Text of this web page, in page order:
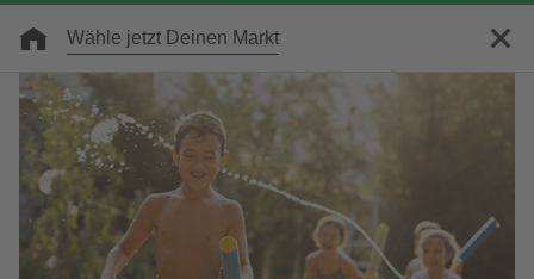
Wähle jetzt Deinen Markt